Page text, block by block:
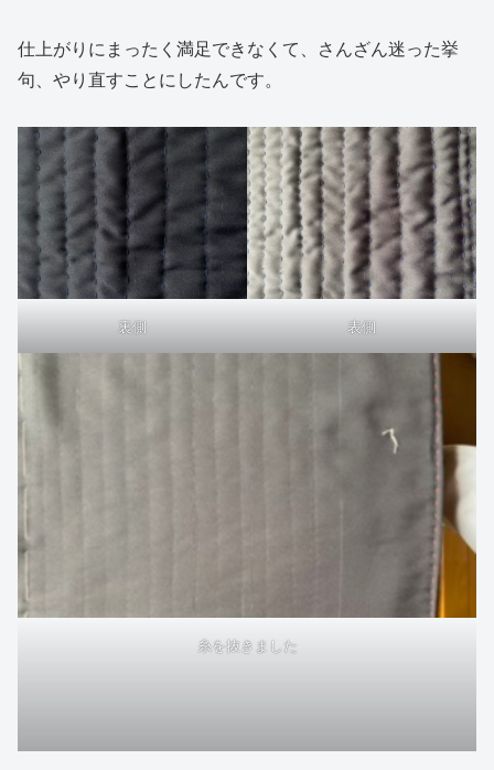
仕上がりにまったく満足できなくて、さんざん迷った挙
句、やり直すことにしたんです。
裏側 表側
糸を抜きました